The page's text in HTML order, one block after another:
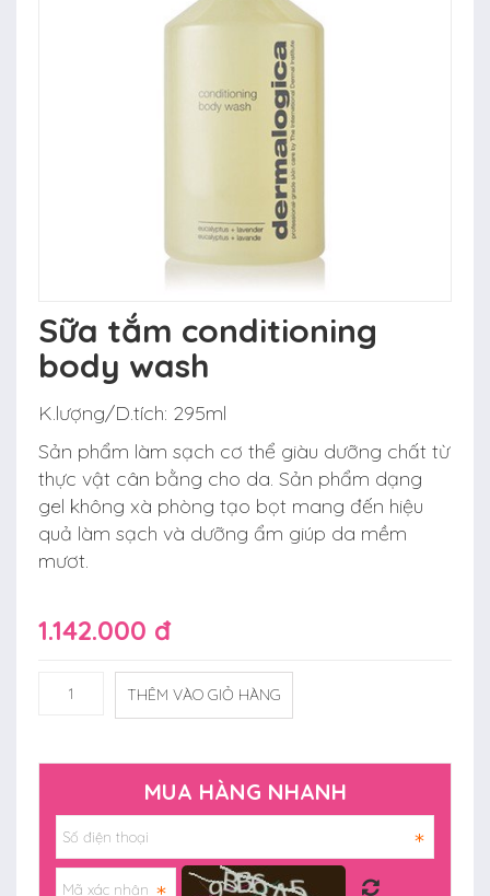
Sữa tắm conditioning
body wash
K.lượng/D.tích: 295ml
Sản phẩm làm sạch cơ thể giàu dưỡng chất từ
thực vật cân bằng cho da. Sản phẩm dạng
gel không xà phòng tạo bọt mang đến hiệu
quả làm sạch và dưỡng ẩm giúp da mềm
mươt.
1.142.000 đ
THÊM VÀO GIỎ HÀNG
MUA HÀNG NHANH